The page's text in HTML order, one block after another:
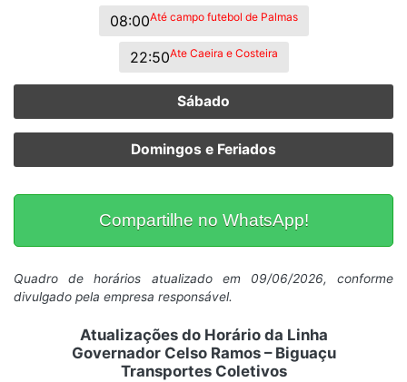
08:00Até campo futebol de Palmas
22:50Ate Caeira e Costeira
Sábado
Domingos e Feriados
Compartilhe no WhatsApp!
Quadro de horários atualizado em 09/06/2026, conforme
divulgado pela empresa responsável.
Atualizações do Horário da Linha
Governador Celso Ramos – Biguaçu
Transportes Coletivos